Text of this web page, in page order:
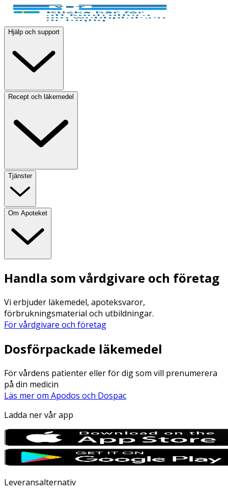
Hjälp och support
Recept och läkemedel
Tjänster
Om Apoteket
Handla som vårdgivare och företag
Vi erbjuder läkemedel, apoteksvaror,
förbrukningsmaterial och utbildningar.
För vårdgivare och företag
Dosförpackade läkemedel
För vårdens patienter eller för dig som vill prenumerera
på din medicin
Läs mer om Apodos och Dospac
Ladda ner vår app
Leveransalternativ